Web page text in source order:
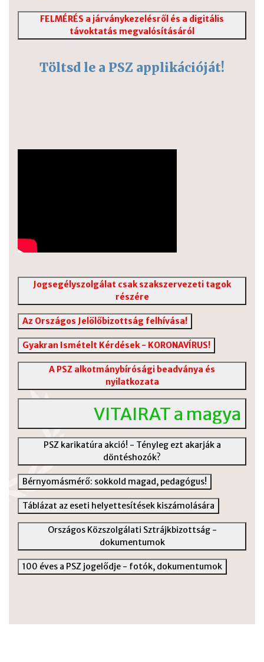
FELMÉRÉS a járványkezelésről és a digitális
távoktatás megvalósításáról
Töltsd le a PSZ applikációját!
Jogsegélyszolgálat csak szakszervezeti tagok
részére
Az Országos Jelölőbizottság felhívása!
Gyakran Ismételt Kérdések - KORONAVÍRUS!
A PSZ alkotmánybírósági beadványa és
nyilatkozata
VITAIRAT a magyar
PSZ karikatúra akció! - Tényleg ezt akarják a
döntéshozók?
Bérnyomásmérő: sokkold magad, pedagógus!
Táblázat az eseti helyettesítések kiszámolására
Országos Közszolgálati Sztrájkbizottság -
dokumentumok
100 éves a PSZ jogelődje - fotók, dokumentumok